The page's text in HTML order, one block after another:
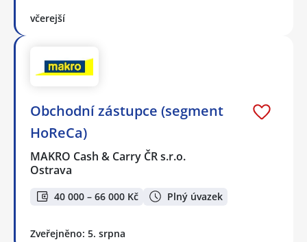
včerejší
Obchodní zástupce (segment
HoReCa)
MAKRO Cash & Carry ČR s.r.o.
Ostrava
40 000 – 66 000 Kč Plný úvazek
Zveřejněno: 5. srpna